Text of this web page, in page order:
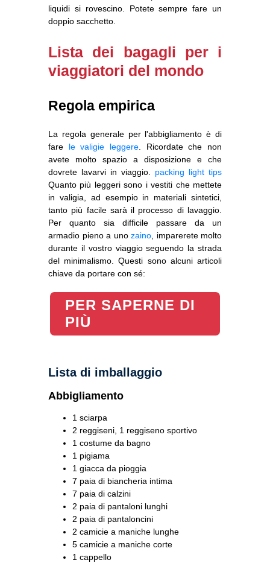
liquidi si rovescino. Potete sempre fare un
doppio sacchetto.
Lista dei bagagli per i
viaggiatori del mondo
Regola empirica
La regola generale per l'abbigliamento è di
fare le valigie leggere . Ricordate che non
avete molto spazio a disposizione e che
dovrete lavarvi in viaggio. packing light tips
Quanto più leggeri sono i vestiti che mettete
in valigia, ad esempio in materiali sintetici,
tanto più facile sarà il processo di lavaggio.
Per quanto sia difficile passare da un
armadio pieno a uno zaino , imparerete molto
durante il vostro viaggio seguendo la strada
del minimalismo. Questi sono alcuni articoli
chiave da portare con sé:
PER SAPERNE DI
PIÙ
Lista di imballaggio
Abbigliamento
1 sciarpa
2 reggiseni, 1 reggiseno sportivo
1 costume da bagno
1 pigiama
1 giacca da pioggia
7 paia di biancheria intima
7 paia di calzini
2 paia di pantaloni lunghi
2 paia di pantaloncini
2 camicie a maniche lunghe
5 camicie a maniche corte
1 cappello